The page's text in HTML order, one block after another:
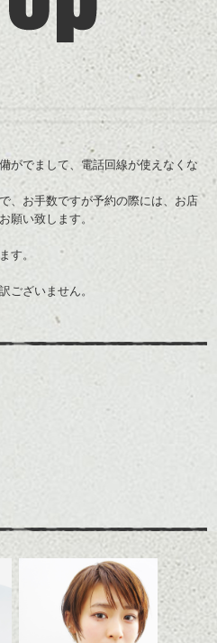
がでまして、電話回線が使えなくな
、お手数ですが予約の際には、お店
願い致します。
す。
ございません。